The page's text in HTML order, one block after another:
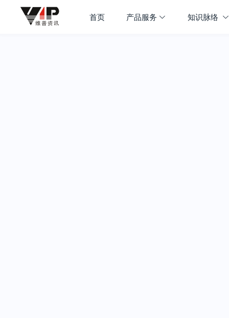
首页 产品服务 知识脉络